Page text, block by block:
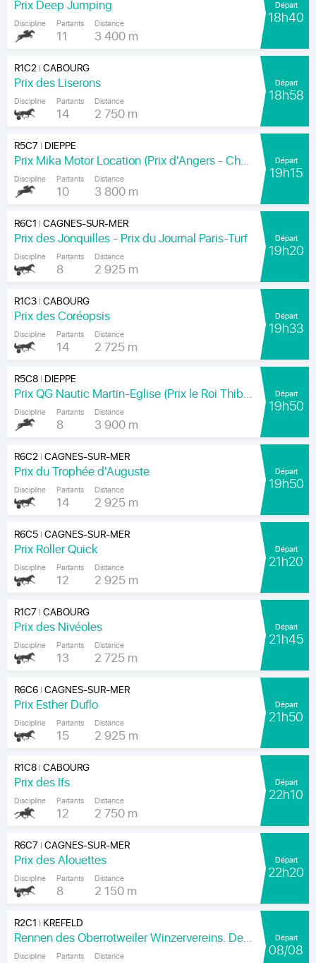
Prix Deep Jumping
Discipline Partants
11
Distance
3 400 m
Départ
18h40
R1C2|CABOURG
Prix des Liserons
Discipline Partants
14
Distance
2 750 m
Départ
18h58
R5C7 | DIEPPE
Prix Mika Motor Location (Prix d'Angers - Chamionnat Paris-Turf des Apprentis-Jeunes-Jockeys)
Discipline Partants
10
Distance
3 800 m
Départ
19h15
R6C1 |CAGNES-SUR-MER
Prix des Jonquilles - Prix du Journal Paris-Turf
Discipline Partants
8
Distance
2 925 m
Départ
19h20
R1C3|CABOURG
Prix des Coréopsis
Discipline Partants
14
Distance
2 725 m
Départ
19h33
R5C8| DIEPPE
Prix QG Nautic Martin-Eglise (Prix le Roi Thibault)
Discipline Partants
8
Distance
3 900 m
Départ
19h50
R6C2|CAGNES-SUR-MER
Prix du Trophée d'Auguste
Discipline Partants
14
Distance
2 925 m
Départ
19h50
R6C5|CAGNES-SUR-MER
Prix Roller Quick
Discipline Partants
12
Distance
2 925 m
Départ
21h20
R1C7 |CABOURG
Prix des Nivéoles
Discipline Partants
13
Distance
2 725 m
Départ
21h45
R6C6|CAGNES-SUR-MER
Prix Esther Duflo
Discipline Partants
15
Distance
2 925 m
Départ
21h50
R1C8|CABOURG
Prix des Ifs
Discipline Partants
12
Distance
2 750 m
Départ
22h10
R6C7 |CAGNES-SUR-MER
Prix des Alouettes
Discipline Partants
8
Distance
2 150 m
Départ
22h20
R2C1 | KREFELD
Rennen des Oberrotweiler Winzervereins. Der Klassiker Am Kaiser.
Discipline Partants Distance
Départ
08/08